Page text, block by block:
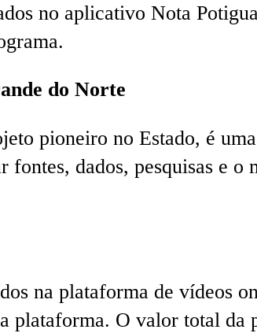
no aplicativo Nota
do Norte
pioneiro no Estado, é
dados, pesquisas e o
na plataforma de vídeos
plataforma. O valor total da